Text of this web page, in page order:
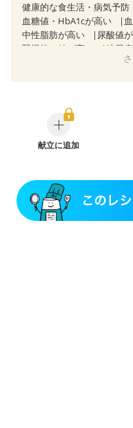
健康的な食生活・病気予防
血糖値・HbA1cが高い
中性脂肪が高い
尿酸値
腎機能の値が高い
糖尿
狭
糖尿病性腎症（第１期）
糖尿病性腎症（第３期）
CKD（ステージ２）
乳
妊婦健診・体重増加が気に
妊婦健診・血圧が気にな
妊婦健診・血糖値が気にな
献立に追加